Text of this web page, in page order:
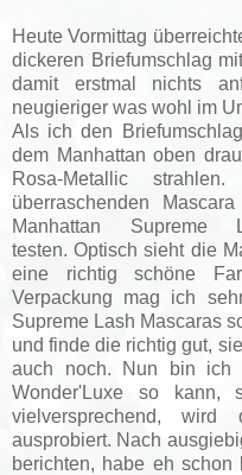
Heute Vormittag
dickeren Briefumschlag
damit erstmal nichts
neugieriger was wohl im
Als ich den
dem Manhattan oben
Rosa-Metallic
überraschenden
Manhattan Supreme
testen.Optisch sieht die
eine richtig schöne
Verpackung mag ich
Supreme Lash Mascaras
und finde die richtig gut,
auch noch. Nun bin ich
Wonder'Luxe so
vielversprechend,
ausprobiert. Nach
berichten, habe eh